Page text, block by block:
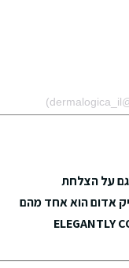
גם על הצלחת
אדום הוא אחד מהם